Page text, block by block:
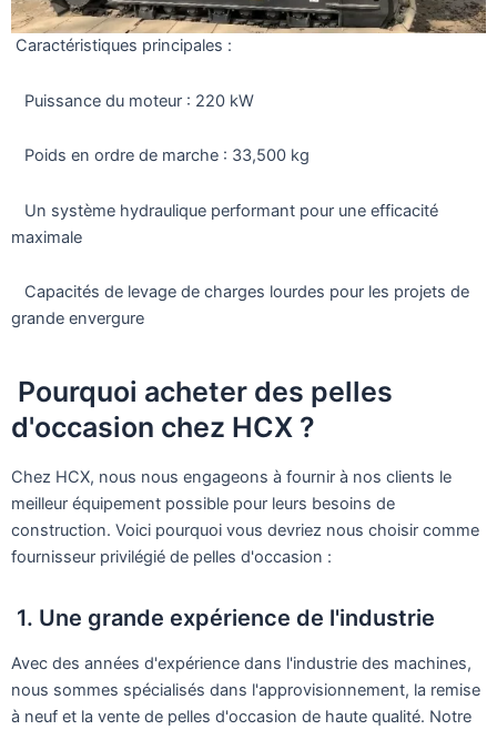
Caractéristiques principales :
Puissance du moteur : 220 kW
Poids en ordre de marche : 33,500 kg
Un système hydraulique performant pour une efficacité
maximale
Capacités de levage de charges lourdes pour les projets de
grande envergure
Pourquoi acheter des pelles
d'occasion chez HCX ?
Chez HCX, nous nous engageons à fournir à nos clients le
meilleur équipement possible pour leurs besoins de
construction. Voici pourquoi vous devriez nous choisir comme
fournisseur privilégié de pelles d'occasion :
1. Une grande expérience de l'industrie
Avec des années d'expérience dans l'industrie des machines,
nous sommes spécialisés dans l'approvisionnement, la remise
à neuf et la vente de pelles d'occasion de haute qualité. Notre